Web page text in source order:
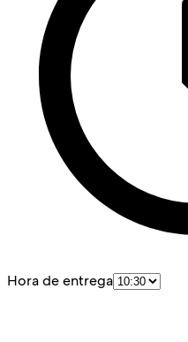
Hora de entrega